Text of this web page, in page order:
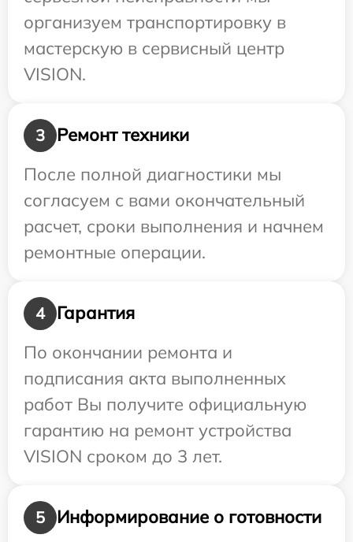
организуем транспортировку в
мастерскую в сервисный центр
VISION.
3
Ремонт техники
После полной диагностики мы
согласуем с вами окончательный
расчет, сроки выполнения и начнем
ремонтные операции.
4
Гарантия
По окончании ремонта и
подписания акта выполненных
работ Вы получите официальную
гарантию на ремонт устройства
VISION сроком до 3 лет.
5
Информирование о готовности